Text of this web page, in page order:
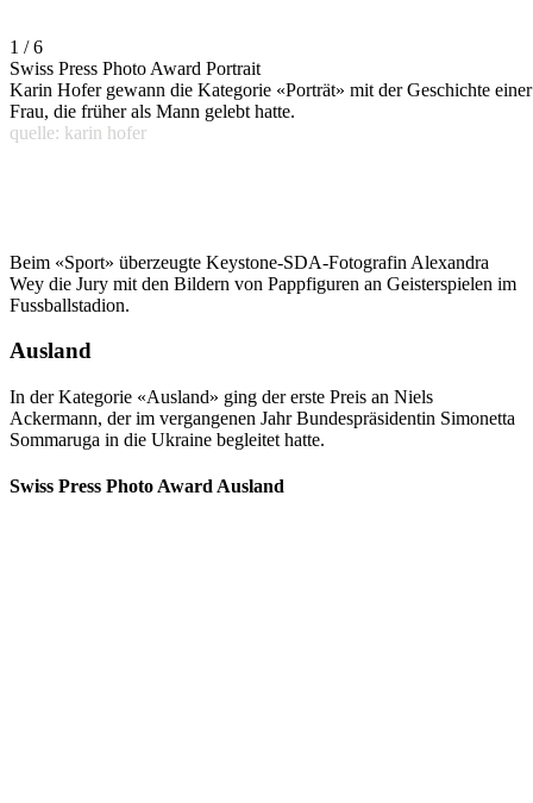
1 / 6
Swiss Press Photo Award Portrait
Karin Hofer gewann die Kategorie «Porträt» mit der Geschichte einer
Frau, die früher als Mann gelebt hatte.
quelle: karin hofer
Beim «Sport» überzeugte Keystone-SDA-Fotografin Alexandra
Wey die Jury mit den Bildern von Pappfiguren an Geisterspielen im
Fussballstadion.
Ausland
In der Kategorie «Ausland» ging der erste Preis an Niels
Ackermann, der im vergangenen Jahr Bundespräsidentin Simonetta
Sommaruga in die Ukraine begleitet hatte.
Swiss Press Photo Award Ausland